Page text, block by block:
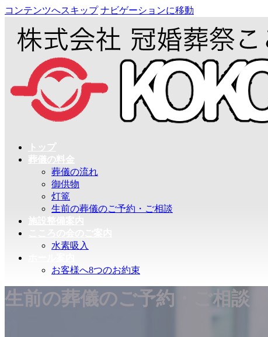
コンテンツへスキップ ナビゲーションに移動
トップ
葬儀の料金
葬儀の流れ
御供物
灯篭
生前の葬儀のご予約・ご相談
水素吸入
お客様へ8つのお約束
生前の葬儀のご予約・ご相談